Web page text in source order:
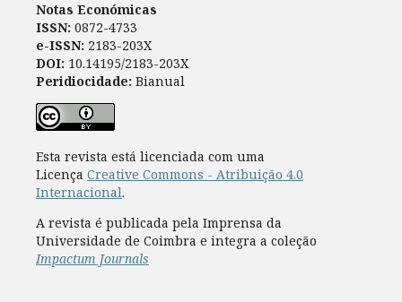
Notas Económicas
ISSN: 0872-4733
e-ISSN: 2183-203X
DOI: 10.14195/2183-203X
Peridiocidade: Bianual
Esta revista está licenciada com uma
Licença Creative Commons - Atribuição 4.0
Internacional.
A revista é publicada pela Imprensa da
Universidade de Coimbra e integra a coleção
Impactum Journals